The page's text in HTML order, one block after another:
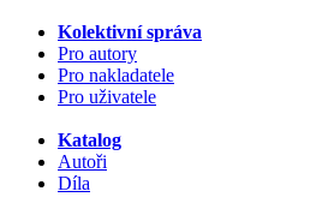
Kolektivní správa
Pro autory
Pro nakladatele
Pro uživatele
Katalog
Autoři
Díla